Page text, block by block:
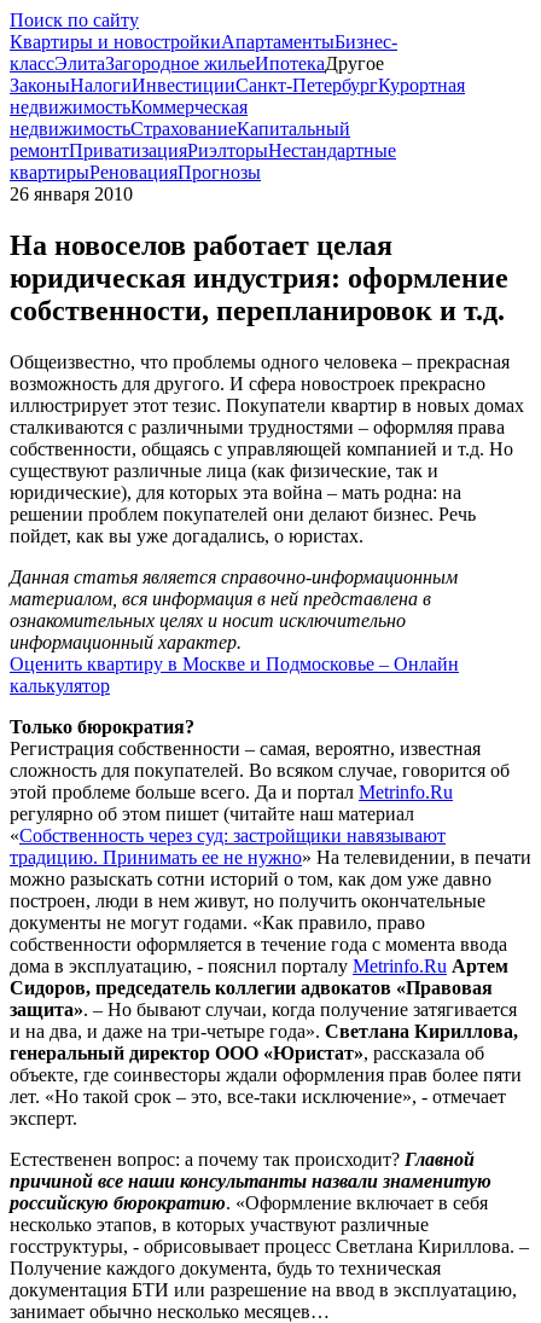
Поиск по сайту
Квартиры и новостройкиАпартаментыБизнес-
классЭлитаЗагородное жильеИпотекаДругое
ЗаконыНалогиИнвестицииСанкт-ПетербургКурортная
недвижимостьКоммерческая
недвижимостьСтрахованиеКапитальный
ремонтПриватизацияРиэлторыНестандартные
квартирыРеновацияПрогнозы
26 января 2010
На новоселов работает целая
юридическая индустрия: оформление
собственности, перепланировок и т.д.
Общеизвестно, что проблемы одного человека – прекрасная
возможность для другого. И сфера новостроек прекрасно
иллюстрирует этот тезис. Покупатели квартир в новых домах
сталкиваются с различными трудностями – оформляя права
собственности, общаясь с управляющей компанией и т.д. Но
существуют различные лица (как физические, так и
юридические), для которых эта война – мать родна: на
решении проблем покупателей они делают бизнес. Речь
пойдет, как вы уже догадались, о юристах.
Данная статья является справочно-информационным
материалом, вся информация в ней представлена в
ознакомительных целях и носит исключительно
информационный характер.
Оценить квартиру в Москве и Подмосковье – Онлайн
калькулятор
Только бюрократия?
Регистрация собственности – самая, вероятно, известная
сложность для покупателей. Во всяком случае, говорится об
этой проблеме больше всего. Да и портал Metrinfo.Ru
регулярно об этом пишет (читайте наш материал
«Собственность через суд: застройщики навязывают
традицию. Принимать ее не нужно» На телевидении, в печати
можно разыскать сотни историй о том, как дом уже давно
построен, люди в нем живут, но получить окончательные
документы не могут годами. «Как правило, право
собственности оформляется в течение года с момента ввода
дома в эксплуатацию, - пояснил порталу Metrinfo.Ru Артем
Сидоров, председатель коллегии адвокатов «Правовая
защита». – Но бывают случаи, когда получение затягивается
и на два, и даже на три-четыре года». Светлана Кириллова,
генеральный директор ООО «Юристат», рассказала об
объекте, где соинвесторы ждали оформления прав более пяти
лет. «Но такой срок – это, все-таки исключение», - отмечает
эксперт.
Естественен вопрос: а почему так происходит? Главной
причиной все наши консультанты назвали знаменитую
российскую бюрократию. «Оформление включает в себя
несколько этапов, в которых участвуют различные
госструктуры, - обрисовывает процесс Светлана Кириллова. –
Получение каждого документа, будь то техническая
документация БТИ или разрешение на ввод в эксплуатацию,
занимает обычно несколько месяцев…